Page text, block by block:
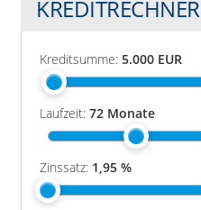
KREDITRECHNER
Kreditsumme: 5.000 EUR
Laufzeit: 72 Monate
Zinssatz: 1,95 %